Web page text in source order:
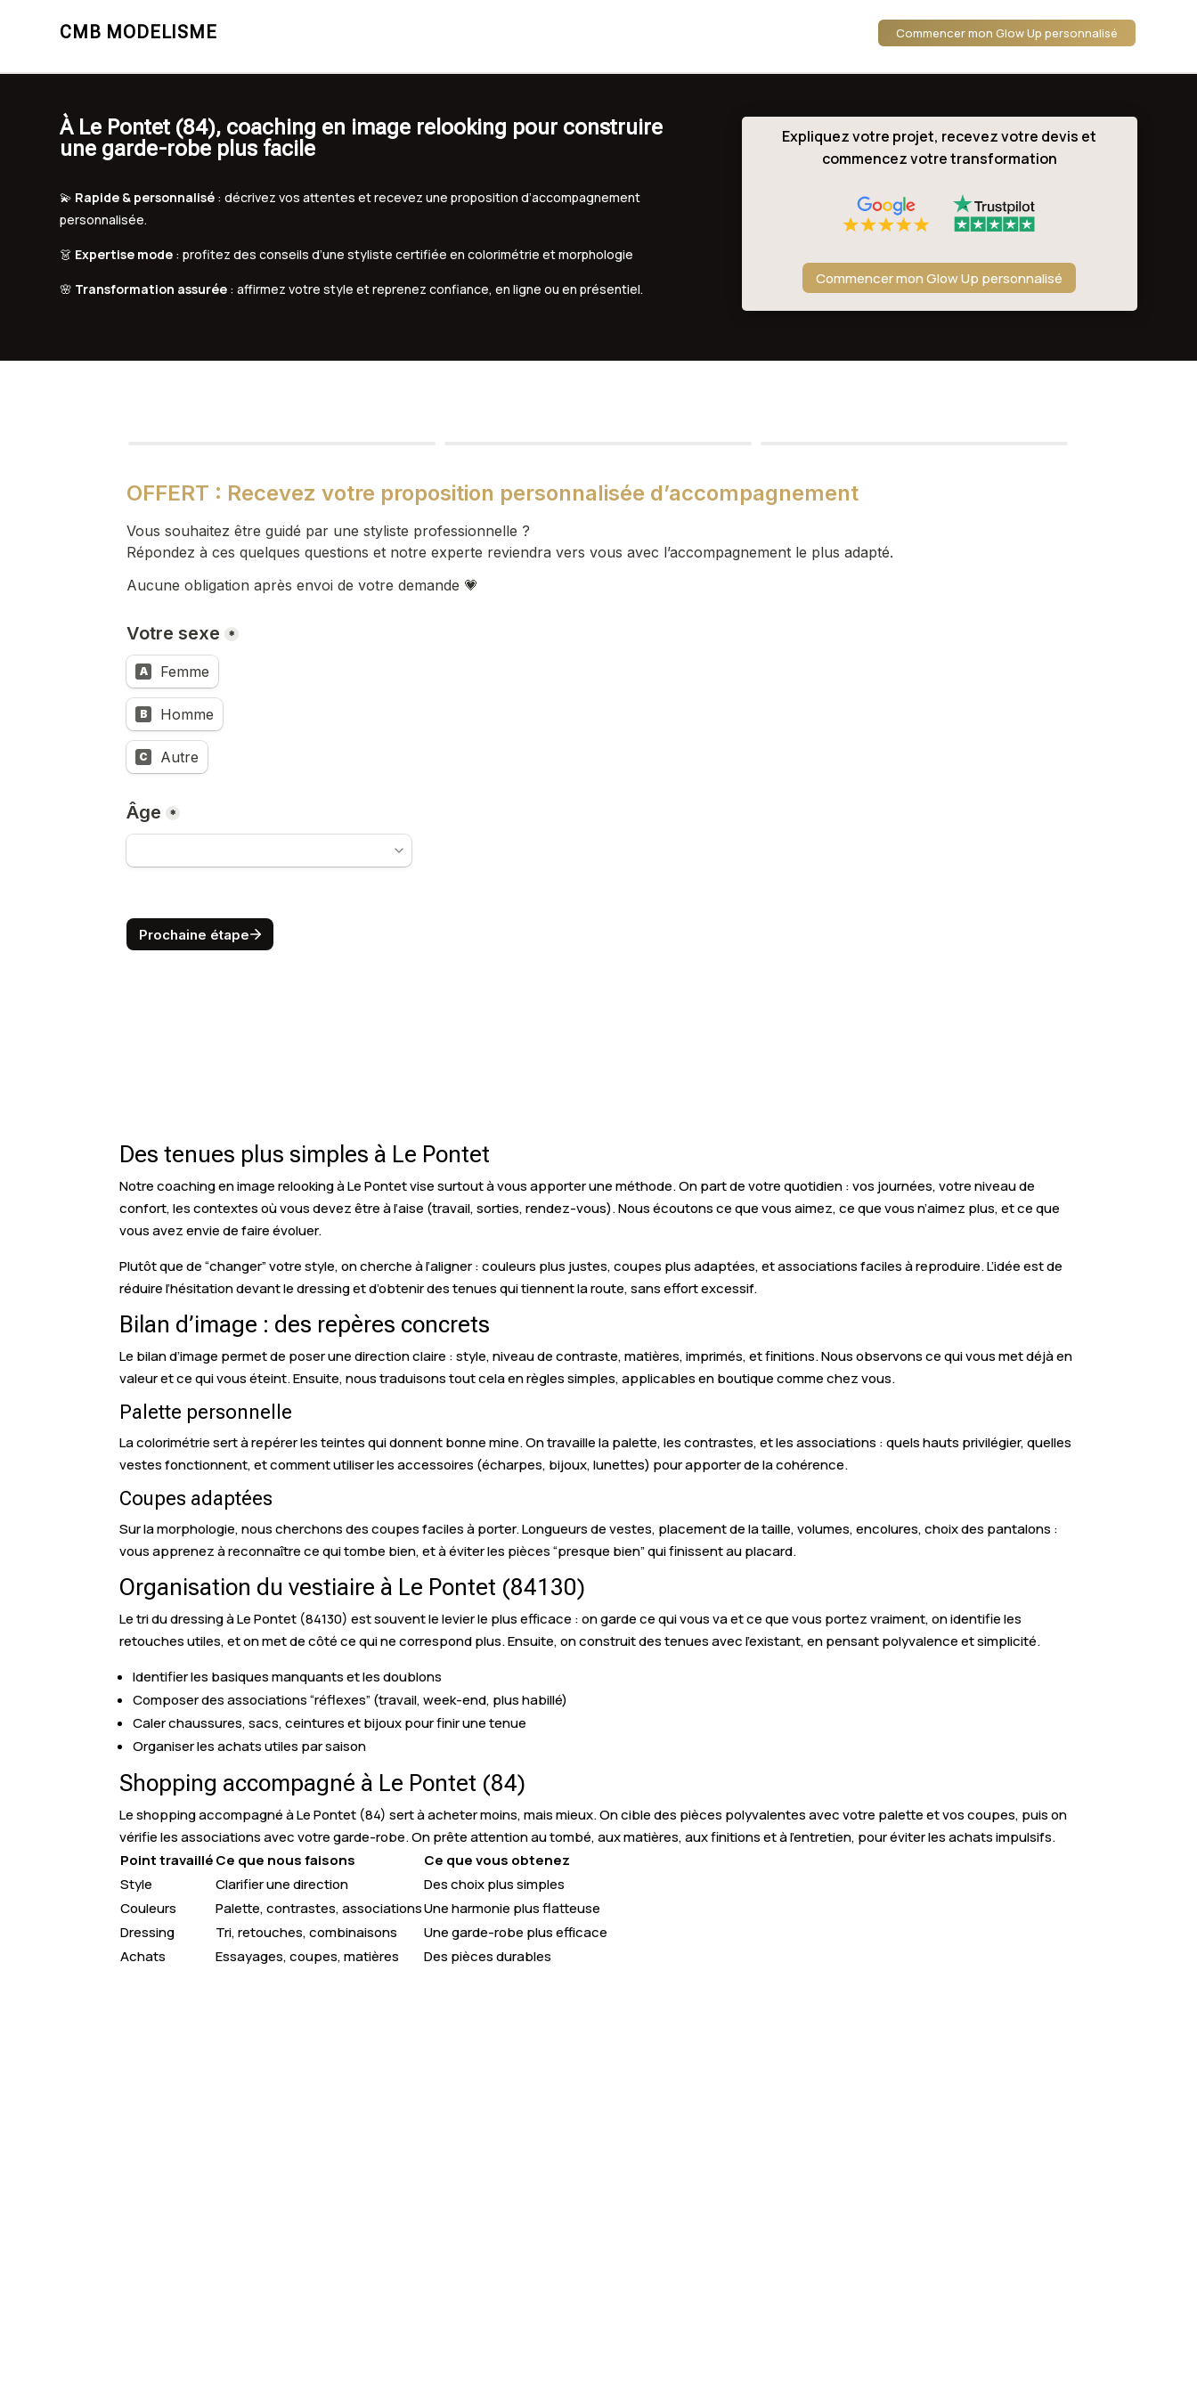
CMB MODELISME Commencer mon Glow Up personnalisé
À Le Pontet (84), coaching en image relooking pour construire
une garde-robe plus facile
💫 Rapide & personnalisé : décrivez vos attentes et recevez une proposition d’accompagnement
personnalisée.
👗 Expertise mode : profitez des conseils d’une styliste certifiée en colorimétrie et morphologie
🌸 Transformation assurée : affirmez votre style et reprenez confiance, en ligne ou en présentiel.
Expliquez votre projet, recevez votre devis et
commencez votre transformation
Commencer mon Glow Up personnalisé
Des tenues plus simples à Le Pontet
Notre coaching en image relooking à Le Pontet vise surtout à vous apporter une méthode. On part de votre quotidien : vos journées, votre niveau de
confort, les contextes où vous devez être à l’aise (travail, sorties, rendez-vous). Nous écoutons ce que vous aimez, ce que vous n’aimez plus, et ce que
vous avez envie de faire évoluer.
Plutôt que de “changer” votre style, on cherche à l’aligner : couleurs plus justes, coupes plus adaptées, et associations faciles à reproduire. L’idée est de
réduire l’hésitation devant le dressing et d’obtenir des tenues qui tiennent la route, sans effort excessif.
Bilan d’image : des repères concrets
Le bilan d’image permet de poser une direction claire : style, niveau de contraste, matières, imprimés, et finitions. Nous observons ce qui vous met déjà en
valeur et ce qui vous éteint. Ensuite, nous traduisons tout cela en règles simples, applicables en boutique comme chez vous.
Palette personnelle
La colorimétrie sert à repérer les teintes qui donnent bonne mine. On travaille la palette, les contrastes, et les associations : quels hauts privilégier, quelles
vestes fonctionnent, et comment utiliser les accessoires (écharpes, bijoux, lunettes) pour apporter de la cohérence.
Coupes adaptées
Sur la morphologie, nous cherchons des coupes faciles à porter. Longueurs de vestes, placement de la taille, volumes, encolures, choix des pantalons :
vous apprenez à reconnaître ce qui tombe bien, et à éviter les pièces “presque bien” qui finissent au placard.
Organisation du vestiaire à Le Pontet (84130)
Le tri du dressing à Le Pontet (84130) est souvent le levier le plus efficace : on garde ce qui vous va et ce que vous portez vraiment, on identifie les
retouches utiles, et on met de côté ce qui ne correspond plus. Ensuite, on construit des tenues avec l’existant, en pensant polyvalence et simplicité.
Identifier les basiques manquants et les doublons
Composer des associations “réflexes” (travail, week-end, plus habillé)
Caler chaussures, sacs, ceintures et bijoux pour finir une tenue
Organiser les achats utiles par saison
Shopping accompagné à Le Pontet (84)
Le shopping accompagné à Le Pontet (84) sert à acheter moins, mais mieux. On cible des pièces polyvalentes avec votre palette et vos coupes, puis on
vérifie les associations avec votre garde-robe. On prête attention au tombé, aux matières, aux finitions et à l’entretien, pour éviter les achats impulsifs.
Point travailléCe que nous faisons
Ce que vous obtenez
Style
Clarifier une direction
Des choix plus simples
Couleurs
Palette, contrastes, associationsUne harmonie plus flatteuse
Dressing
Tri, retouches, combinaisons
Une garde-robe plus efficace
Achats
Essayages, coupes, matières Des pièces durables